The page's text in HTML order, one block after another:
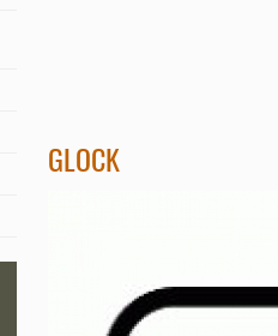
GLOCK